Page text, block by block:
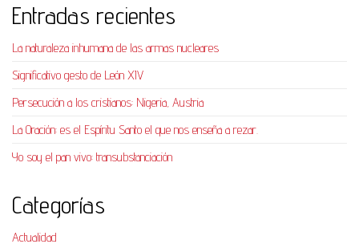
Entradas recientes
La naturaleza inhumana de las armas nucleares
Significativo gesto de León XIV
Persecución a los cristianos: Nigeria, Austria
La Oración: es el Espíritu Santo el que nos enseña a rezar.
Yo soy el pan vivo: transubstanciación
Categorías
Actualidad